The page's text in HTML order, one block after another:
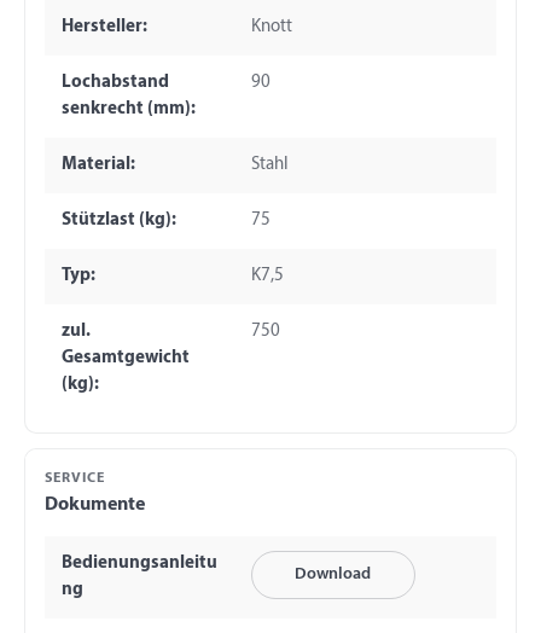
Hersteller: Knott
Lochabstand
senkrecht (mm):
90
Material: Stahl
Stützlast (kg): 75
Typ: K7,5
zul.
Gesamtgewicht
(kg):
750
SERVICE
Dokumente
Bedienungsanleitu
ng
Download